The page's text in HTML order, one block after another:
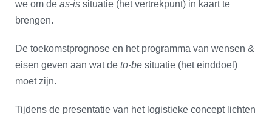
we om de as-is situatie (het vertrekpunt) in kaart te
brengen.
De toekomstprognose en het programma van wensen &
eisen geven aan wat de to-be situatie (het einddoel)
moet zijn.
Tijdens de presentatie van het logistieke concept lichten